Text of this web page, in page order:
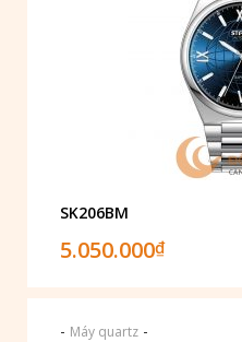
SK206BM
5.050.000₫
- Máy quartz -